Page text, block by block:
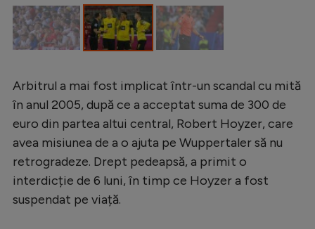
Arbitrul a mai fost implicat într-un scandal cu mită
în anul 2005, după ce a acceptat suma de 300 de
euro din partea altui central, Robert Hoyzer, care
avea misiunea de a o ajuta pe Wuppertaler să nu
retrogradeze. Drept pedeapsă, a primit o
interdicție de 6 luni, în timp ce Hoyzer a fost
suspendat pe viață.